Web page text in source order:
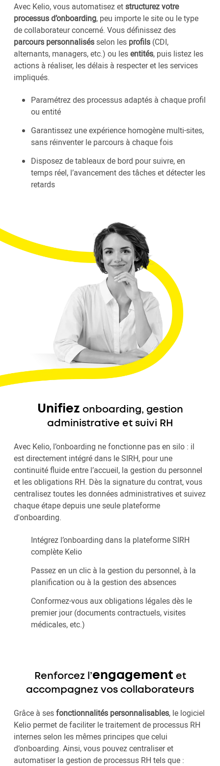
Avec Kelio, vous automatisez et structurez votre
processus d’onboarding, peu importe le site ou le type
de collaborateur concerné. Vous définissez des
parcours personnalisésselon les profils (CDI,
alternants, managers, etc.) ou lesentités, puis listez les
actions à réaliser, les délais à respecter et les services
impliqués.
Paramétrez des processus adaptés à chaque profil
ou entité
Garantissez une expérience homogène multi-sites,
sans réinventer le parcours à chaque fois
Disposez de tableaux de bord pour suivre, en
temps réel, l’avancement des tâches et détecter les
retards
Unifiez onboarding, gestion
administrative et suivi RH
Avec Kelio, l’onboarding ne fonctionne pas en silo : il
est directement intégré dans le SIRH, pour une
continuité fluide entre l’accueil, la gestion du personnel
et les obligations RH. Dès la signature du contrat, vous
centralisez toutes les données administratives et suivez
chaque étape depuis une seule plateforme
d'onboarding.
Intégrez l’onboarding dans la plateforme SIRH
complète Kelio
Passez en un clic à la gestion du personnel, à la
planification ou à la gestion des absences
Conformez-vous aux obligations légales dès le
premier jour (documents contractuels, visites
médicales, etc.)
Renforcez l’engagement et
accompagnez vos collaborateurs
Grâce à sesfonctionnalités personnalisables, le logiciel
Kelio permet de faciliter le traitement de processus RH
internes selon les mêmes principes que celui
d’onboarding. Ainsi, vous pouvez centraliser et
automatiser la gestion de processus RH tels que :